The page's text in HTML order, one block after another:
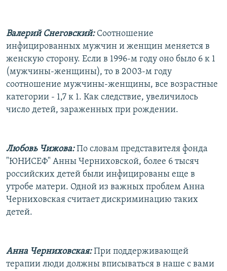
Валерий Снеговский:Соотношение
инфицированных мужчин и женщин меняется в
женскую сторону. Если в 1996-м году оно было 6 к 1
(мужчины-женщины), то в 2003-м году
соотношение мужчины-женщины, все возрастные
категории - 1,7 к 1. Как следствие, увеличилось
число детей, зараженных при рождении.
Любовь Чижова:По словам представителя фонда
"ЮНИСЕФ" Анны Черниховской, более 6 тысяч
российских детей были инфицированы еще в
утробе матери. Одной из важных проблем Анна
Черниховская считает дискриминацию таких
детей.
Анна Черниховская:При поддерживающей
терапии люди должны вписываться в наше с вами